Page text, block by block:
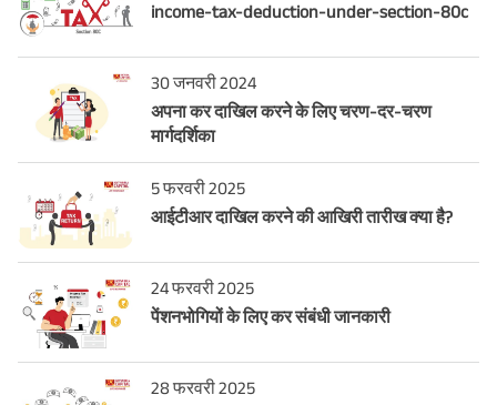
income-tax-deduction-under-section-80c
30 जनवरी 2024
अपना कर दाखिल करने के लिए चरण-दर-चरण
मार्गदर्शिका
5 फरवरी 2025
आईटीआर दाखिल करने की आखिरी तारीख क्या है?
24 फरवरी 2025
पेंशनभोगियों के लिए कर संबंधी जानकारी
28 फरवरी 2025